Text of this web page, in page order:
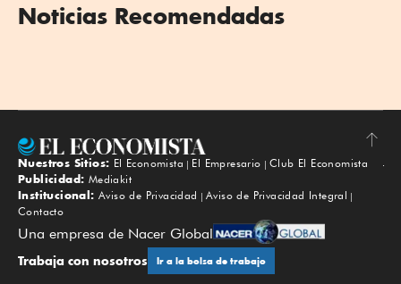
Noticias Recomendadas
Subir
Nuestros Sitios: El Economista El Empresario
Club El Economista
Publicidad: Mediakit
Institucional: Aviso de Privacidad
Aviso de Privacidad Integral
Contacto
Una empresa de Nacer Global
Trabaja con nosotros Ir a la bolsa de trabajo